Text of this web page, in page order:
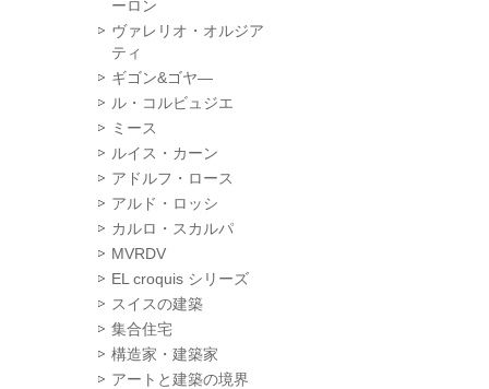
ーロン
ヴァレリオ・オルジア
ティ
ギゴン&ゴヤ―
ル・コルビュジエ
ミース
ルイス・カーン
アドルフ・ロース
アルド・ロッシ
カルロ・スカルパ
MVRDV
EL croquis シリーズ
スイスの建築
集合住宅
構造家・建築家
アートと建築の境界